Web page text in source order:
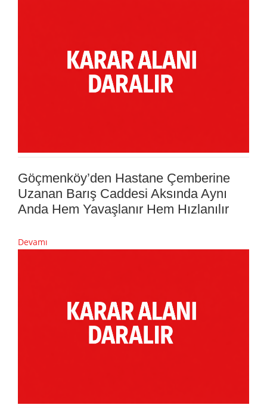
Göçmenköy’den Hastane Çemberine
Uzanan Barış Caddesi Aksında Aynı
Anda Hem Yavaşlanır Hem Hızlanılır
Devamı